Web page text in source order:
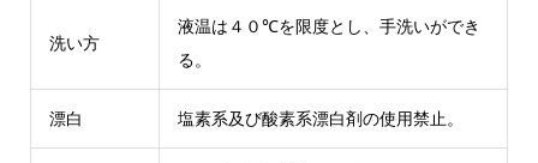
洗い方
液温は４０℃を限度とし、手洗いができ
る。
漂白 塩素系及び酸素系漂白剤の使用禁止。